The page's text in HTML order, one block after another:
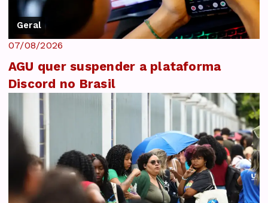
Geral
07/08/2026
AGU quer suspender a plataforma
Discord no Brasil